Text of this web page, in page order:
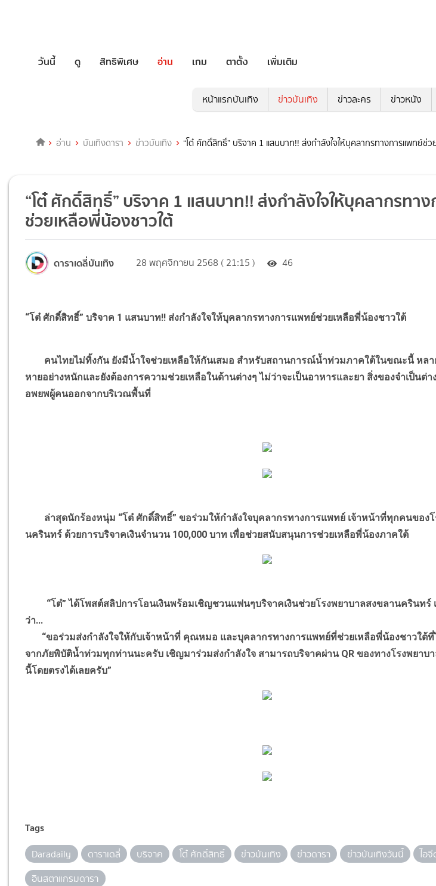
วันนี้ ดู สิทธิพิเศษ อ่าน เกม ตาตั้ง เพิ่มเติม
หน้าแรกบันเทิง ข่าวบันเทิง ข่าวละคร ข่าวหนัง
อ่าน บันเทิงดารา ข่าวบันเทิง “โต๋ ศักดิ์สิทธิ์” บริจาค 1 แสนบาท!! ส่งกำลังใจให้บุคลากรทางการแพทย์ช่
“โต๋ ศักดิ์สิทธิ์” บริจาค 1 แสนบาท!! ส่งกำลังใจให้บุคลากรทา
ช่วยเหลือพี่น้องชาวใต้
ดาราเดลี่บันเทิง 28 พฤศจิกายน 2568 ( 21:15 ) 46
“โต๋ ศักดิ์สิทธิ์” บริจาค 1 แสนบาท!! ส่งกำลังใจให้บุคลากรทางการแพทย์ช่วยเหลือพี่น้องชาวใต้
คนไทยไม่ทิ้งกัน ยังมีน้ำใจช่วยเหลือให้กันเสมอ สำหรับสถานการณ์น้ำท่วมภาคใต้ในขณะนี้ หลา
หายอย่างหนักและยังต้องการความช่วยเหลือในด้านต่างๆ ไม่ว่าจะเป็นอาหารและยา สิ่งของจำเป็นต่า
อพยพผู้คนออกจากบริเวณพื้นที่
ล่าสุดนักร้องหนุ่ม “โต๋ ศักดิ์สิทธิ์” ขอร่วมให้กำลังใจบุคลากรทางการแพทย์ เจ้าหน้าที่ทุกคนของโ
นครินทร์ ด้วยการบริจาคเงินจำนวน 100,000 บาท เพื่อช่วยสนับสนุนการช่วยเหลือพี่น้องภาคใต้
“โต๋” ได้โพสต์สลิปการโอนเงินพร้อมเชิญชวนแฟนๆบริจาคเงินช่วยโรงพยาบาลสงขลานครินทร์
ว่า...
“ขอร่วมส่งกำลังใจให้กับเจ้าหน้าที่ คุณหมอ และบุคลากรทางการแพทย์ที่ช่วยเหลือพี่น้องชาวใต้ที่
จากภัยพิบัติน้ำท่วมทุกท่านนะครับ เชิญมาร่วมส่งกำลังใจ สามารถบริจาคผ่าน QR ของทางโรงพยาบ
นี้โดยตรงได้เลยครับ”
Tags
Daradaily ดาราเดลี่ บริจาค โต๋ ศักดิ์สิทธิ์ ข่าวบันเทิง ข่าวดารา ข่าวบันเทิงวันนี้
ไอ
อินสตาแกรมดารา